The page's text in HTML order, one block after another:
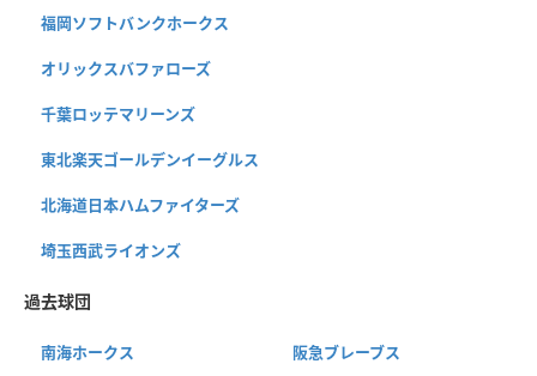
福岡ソフトバンクホークス
オリックスバファローズ
千葉ロッテマリーンズ
東北楽天ゴールデンイーグルス
北海道日本ハムファイターズ
埼玉西武ライオンズ
過去球団
南海ホークス 阪急ブレーブス